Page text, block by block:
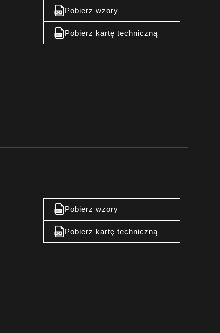
Pobierz wzory
Pobierz kartę techniczną
Pobierz wzory
Pobierz kartę techniczną